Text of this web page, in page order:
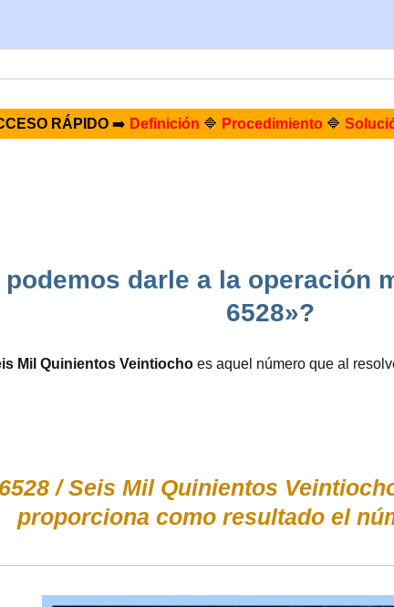
RÁPIDO➡️ Definición 🔷 Procedimiento🔷
darle a la operación
6528»?
Mil Quinientos Veintiocho es aquel número que al
/ Seis Mil Quinientos
proporciona como resultado el